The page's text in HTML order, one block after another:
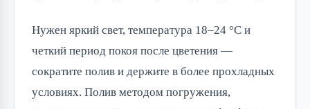
Нужен яркий свет, температура 18–24 °C и
четкий период покоя после цветения —
сократите полив и держите в более прохладных
условиях. Полив методом погружения,